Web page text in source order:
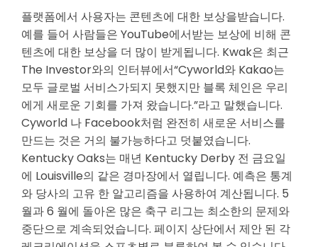
플랫폼에서 사용자는 콘텐츠에 대한 보상을받습니다.
예를 들어 사람들은 YouTube에서받는 보상에 비해 콘
텐츠에 대한 보상을 더 많이 받게됩니다. Kwak은 최근
The Investor와의 인터뷰에서“Cyworld와 Kakao는
모두 글로벌 서비스가되지 못했지만 블록 체인은 우리
에게 새로운 기회를 가져 왔습니다.”라고 말했습니다.
Cyworld 나 Facebook처럼 완전히 새로운 서비스를
만드는 것은 거의 불가능하다고 덧붙였습니다.
Kentucky Oaks는 매년 Kentucky Derby 전 금요일
에 Louisville의 같은 경마장에서 열립니다. 예측은 통계
와 당사의 고유 한 알고리즘을 사용하여 계산됩니다. 5
월과 6 월에 돌아온 많은 축구 리그는 최소한의 문제와
중단으로 계속되었습니다. 페이지 상단에서 제안 된 각